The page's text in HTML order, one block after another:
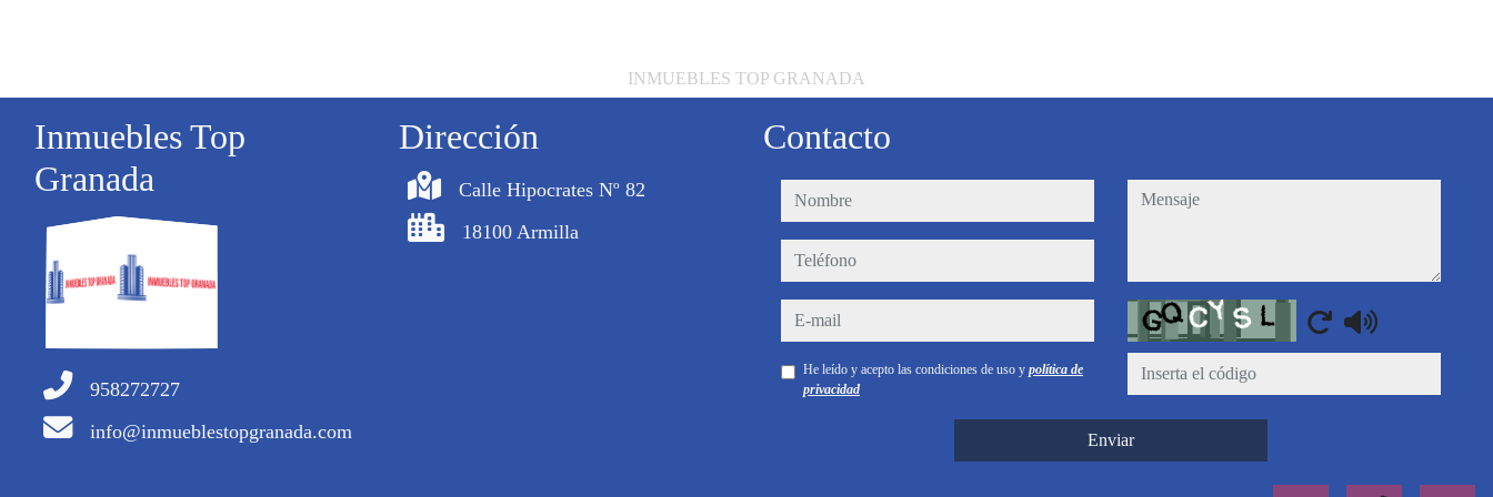
INMUEBLES TOP GRANADA
Inmuebles Top
Granada
958272727
info@inmueblestopgranada.com
Dirección
Calle Hipocrates Nº 82
18100 Armilla
Contacto
nombre
teléfono
e-mail
He leído y acepto las condiciones de uso y política de
privacidad
mensaje
Captcha
Enviar